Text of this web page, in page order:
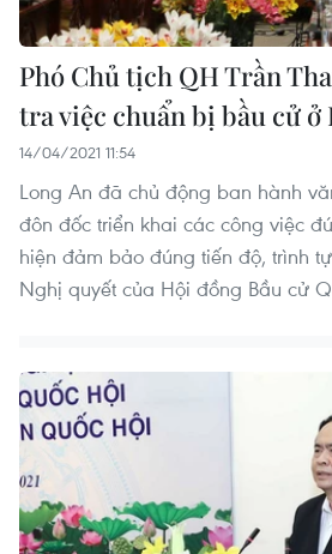
Phó Chủ tịch QH Trần
tra việc chuẩn bị bầu cử ở
14/04/2021 11:54
Long An đã chủ động ban hành
đôn đốc triển khai các công việc
hiện đảm bảo đúng tiến độ, trình
Nghị quyết của Hội đồng Bầu cử